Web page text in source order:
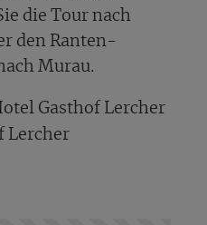
die Tour nach
den Ranten-
Murau.
Gasthof Lercher
Lercher